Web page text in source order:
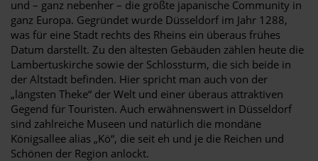
und – ganz nebenher – die größte japanische Community in
ganz Europa. Gegründet wurde Düsseldorf im Jahr 1288,
was für eine Stadt rechts des Rheins ein überaus frühes
Datum darstellt. Zu den ältesten Gebäuden zählen heute die
Lambertuskirche sowie der Schlossturm, die sich beide in
der Altstadt befinden. Hier spricht man auch von der
„längsten Theke“ der Welt und einer überaus attraktiven
Gegend für Touristen. Auch erwähnenswert in Düsseldorf
sind zahlreiche Museen und natürlich die mondäne
Königsallee alias „Kö“, die seit eh und je die Reichen und
Schönen der Region anlockt.